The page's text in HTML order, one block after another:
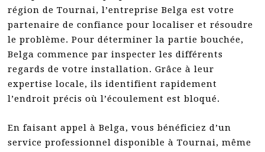
région de Tournai, l’entreprise Belga est votre
partenaire de confiance pour localiser et résoudre
le problème. Pour déterminer la partie bouchée,
Belga commence par inspecter les différents
regards de votre installation. Grâce à leur
expertise locale, ils identifient rapidement
l’endroit précis où l’écoulement est bloqué.
En faisant appel à Belga, vous bénéficiez d’un
service professionnel disponible à Tournai, même